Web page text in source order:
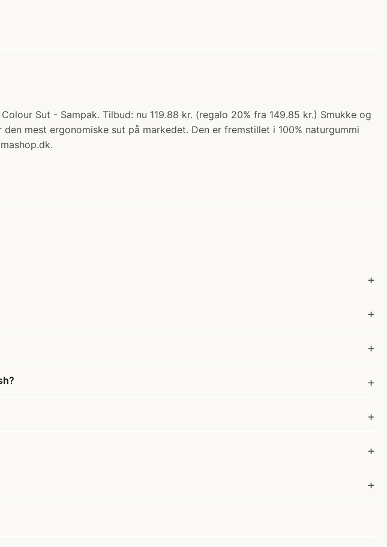
Sut - Sampak. Tilbud: nu 119.88 kr. (regalo 20% fra 149.85 kr.) Smukke og
mest ergonomiske sut på markedet. Den er fremstillet i 100% naturgummi